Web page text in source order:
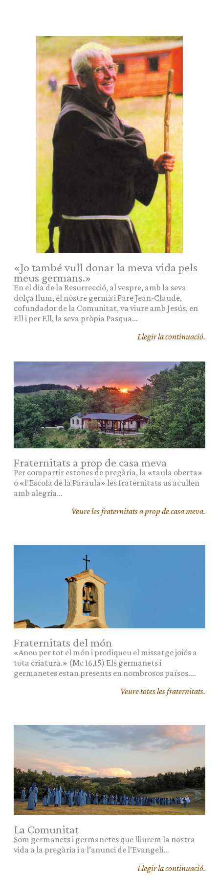
«Jo també vull donar la meva vida pels
meus germans.»
En el dia de la Resurrecció, al vespre, amb la seva
dolça llum, el nostre germà i Pare Jean-Claude,
cofundador de la Comunitat, va viure amb Jesús, en
Ell i per Ell, la seva pròpia Pasqua…
Llegir la continuació.
Fraternitats a prop de casa meva
Per compartir estones de pregària, la «taula oberta»
o «l’Escola de la Paraula» les fraternitats us acullen
amb alegria…
Veure les fraternitats a prop de casa meva.
Fraternitats del món
«Aneu per tot el món i prediqueu el missatge joiós a
tota criatura.» (Mc 16,15) Els germanets i
germanetes estan presents en nombrosos països….
Veure totes les fraternitats.
La Comunitat
Som germanets i germanetes que lliurem la nostra
vida a la pregària i a l’anunci de l’Evangeli…
Llegir la continuació.